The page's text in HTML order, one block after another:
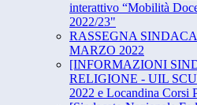
interattivo “​Mobilità
2022/23"
RASSEGNA
MARZO 2022
[INFORMAZIONI
RELIGIONE - UIL
2022 e Locandina Corsi